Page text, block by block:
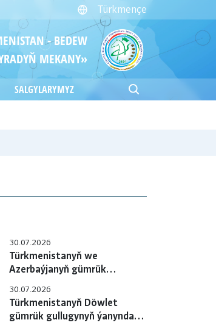
Türkmençe
- BEDEW
MEKANY»
SALGYLARYMYZ
30.07.2026
Türkmenistanyň we
Azerbaýjanyň gümrük
hyzmatdaşlygyň meselelerini
ara alyp maslahatlaşdylar
30.07.2026
Türkmenistanyň Döwlet
gümrük gullugynyň ýanyndaky